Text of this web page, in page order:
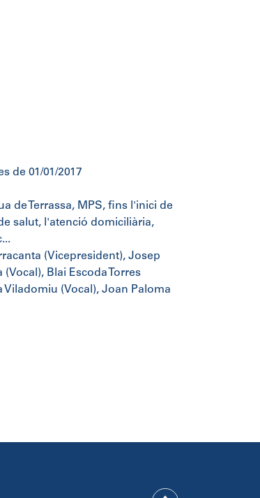
de 01/01/2017
de Terrassa, MPS, fins l'inici de
salut, l'atenció domiciliària,
(Vicepresident), Josep
Blai Escoda Torres
Viladomiu (Vocal), Joan Paloma